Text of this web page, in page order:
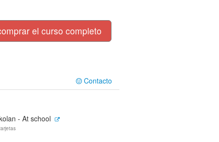
el curso completo
Contacto
- At school